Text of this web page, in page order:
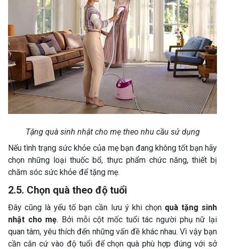
Tặng quà sinh nhật cho mẹ theo nhu cầu sử dụng
Nếu tình trạng sức khỏe của mẹ bạn đang không tốt bạn hãy
chọn những loại thuốc bổ, thực phẩm chức năng, thiết bị
chăm sóc sức khỏe để tặng mẹ.
2.5. Chọn quà theo độ tuổi
Đây cũng là yếu tố bạn cần lưu ý khi chọn quà tặng sinh
nhật cho mẹ. Bởi mỗi cột mốc tuổi tác người phụ nữ lại
quan tâm, yêu thích đến những vấn đề khác nhau. Vì vậy bạn
cần căn cứ vào độ tuổi để chọn quà phù hợp đúng với sở